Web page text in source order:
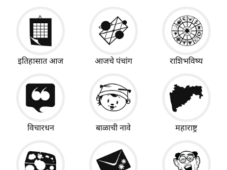
इतिहासात आज आजचे पंचांग राशिभविष्य
विचारधन बाळाची नावे महाराष्ट्र